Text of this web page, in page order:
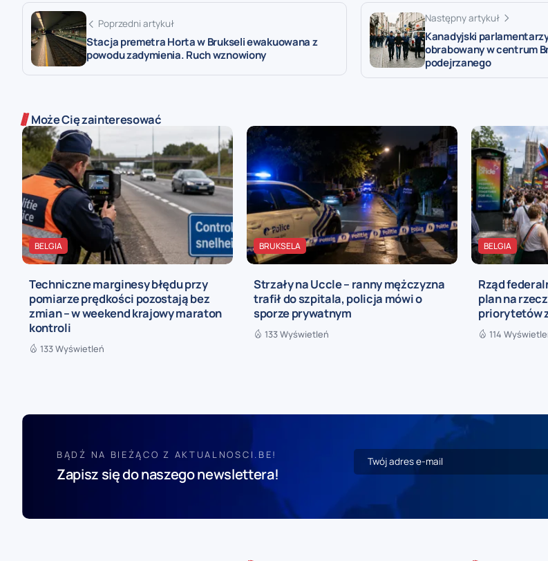
Poprzedni artykuł
Stacja premetra Horta w Brukseli ewakuowana z
powodu zadymienia. Ruch wznowiony
Następny artykuł
Kanadyjski
obrabowany w centrum
podejrzanego
Może Cię zainteresować
BELGIA
Techniczne marginesy błędu przy
pomiarze prędkości pozostają bez
zmian – w weekend krajowy maraton
kontroli
133 Wyświetleń
BRUKSELA
Strzały na Uccle – ranny mężczyzna
trafił do szpitala, policja mówi o
sporze prywatnym
133 Wyświetleń
BELGIA
Rząd
plan na
priorytetów
114
BĄDŹ NA BIEŻĄCO Z AKTUALNOSCI.BE!
Zapisz się do naszego newslettera!